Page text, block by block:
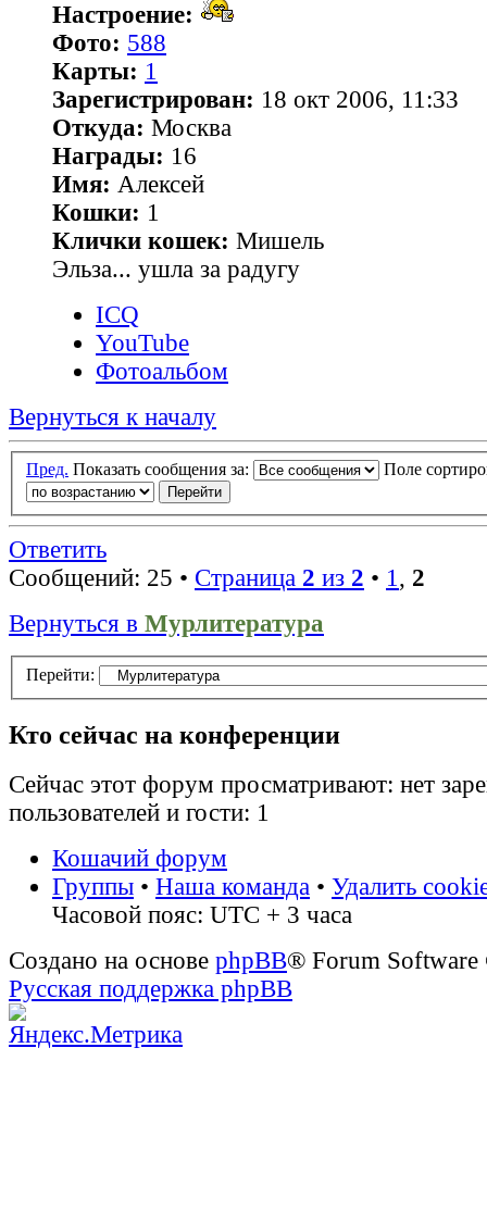
Настроение:
Фото: 588
Карты: 1
Зарегистрирован: 18 окт 2006, 11:33
Откуда: Москва
Награды: 16
Имя: Алексей
Кошки: 1
Клички кошек: Мишель
Эльза... ушла за радугу
ICQ
YouTube
Фотоальбом
Вернуться к началу
Пред. Показать сообщения за: Поле
Ответить
Сообщений: 25 • Страница 2 из 2 • 1, 2
Вернуться в Мурлитература
Перейти:
Кто сейчас на конференции
Сейчас этот форум просматривают: нет
пользователей и гости: 1
Кошачий форум
Группы • Наша команда • Удалить
Часовой пояс: UTC + 3 часа
Создано на основе phpBB® Forum
Русская поддержка phpBB